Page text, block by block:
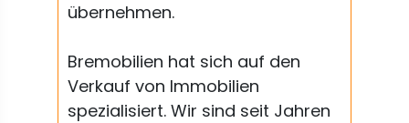
übernehmen.
Bremobilien hat sich auf den
Verkauf von Immobilien
spezialisiert. Wir sind seit Jahren